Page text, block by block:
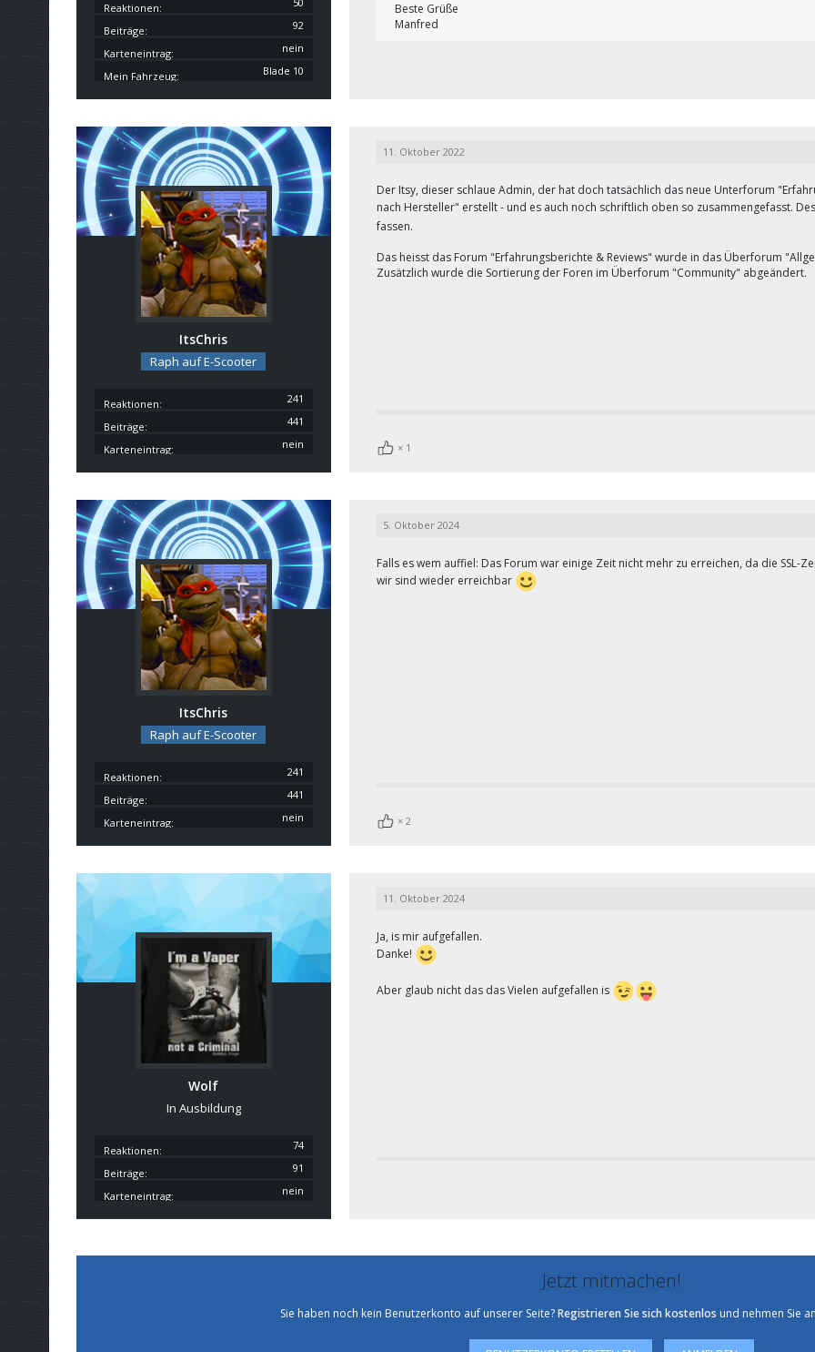
Reaktionen
Beiträge 92
Karteneintrag nein
Mein Fahrzeug Blade 10
Beste Grüße
Manfred
ItsChris
Raph auf E-Scooter
Reaktionen 241
Beiträge 441
Karteneintrag nein
11. Oktober 2022
Der Itsy, dieser schlaue Admin, der hat doch tatsächlich das neue Unterforum
nach Hersteller" erstellt - und es auch noch schriftlich oben so zusammengefasst.
fassen.
Das heisst das Forum "Erfahrungsberichte & Reviews" wurde in das Überforum
Zusätzlich wurde die Sortierung der Foren im Überforum "Community" abgeändert.
1
ItsChris
Raph auf E-Scooter
Reaktionen 241
Beiträge 441
Karteneintrag nein
5. Oktober 2024
Falls es wem auffiel: Das Forum war einige Zeit nicht mehr zu erreichen, da die
wir sind wieder erreichbar
2
Wolf
In Ausbildung
Reaktionen 74
Beiträge 91
Karteneintrag nein
11. Oktober 2024
Ja, is mir aufgefallen.
Danke!
Aber glaub nicht das das Vielen aufgefallen is
Jetzt mitmachen!
Sie haben noch kein Benutzerkonto auf unserer Seite?Registrieren Sie sich kostenlos und nehmen Sie